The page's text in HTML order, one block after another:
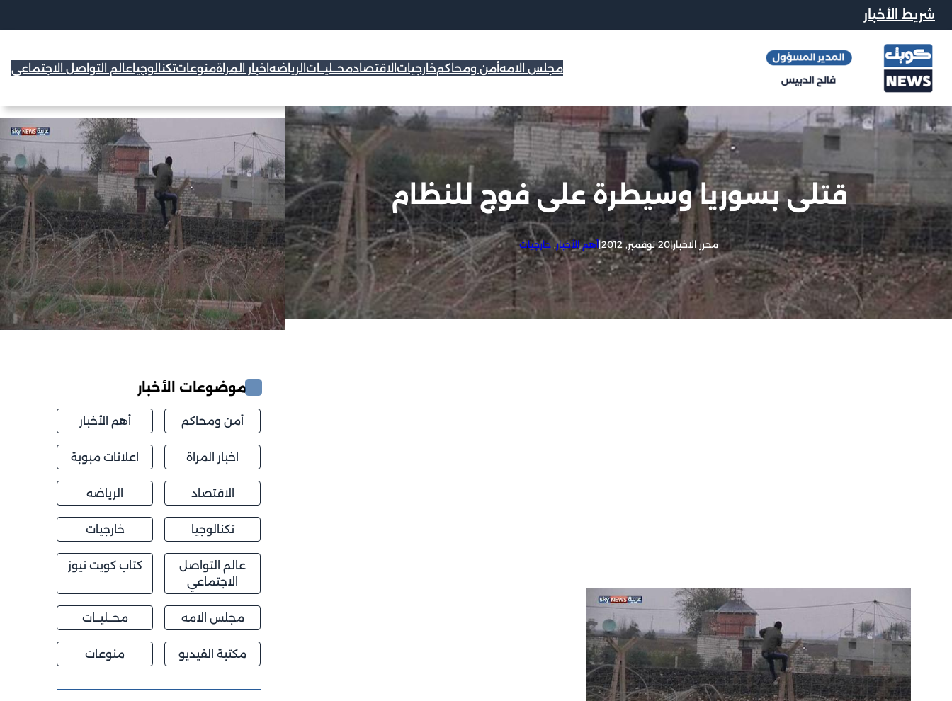
شريط الأخبار
مجلس الامهأمن ومحاكمخارجيات الاقتصادمحــليــات الرياضه اخبار المراةمنوعاتتكنالوجياعالم التواصل الاجتماعي
قتلى بسوريا وسيطرة على فوج للنظام
محرر الاخبار|20 نوفمبر, 2012 |أهم الأخبار, خارجيات
موضوعات الأخبار
أمن ومحاكم أهم الأخبار
اخبار المراة اعلانات مبوبة
الاقتصاد الرياضه
تكنالوجيا خارجيات
عالم التواصل
الاجتماعي
كتاب كويت نيوز
مجلس الامه محــليــات
مكتبة الفيديو منوعات